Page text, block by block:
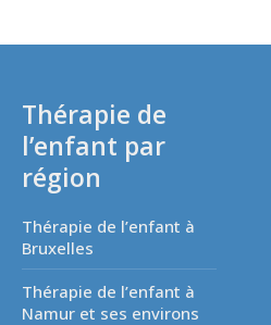
Thérapie de
l’enfant par
région
Thérapie de l’enfant à
Bruxelles
Thérapie de l’enfant à
Namur et ses environs